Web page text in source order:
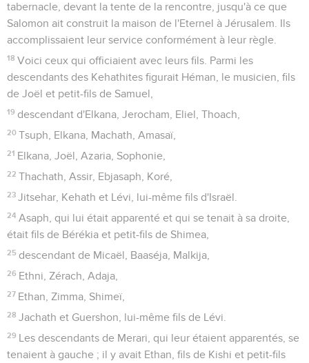
tabernacle, devant la tente de la rencontre, jusqu'à ce que
Salomon ait construit la maison de l'Eternel à Jérusalem. Ils
accomplissaient leur service conformément à leur règle.
18 Voici ceux qui officiaient avec leurs fils. Parmi les
descendants des Kehathites figurait Héman, le musicien, fils
de Joël et petit-fils de Samuel,
19 descendant d'Elkana, Jerocham, Eliel, Thoach,
20 Tsuph, Elkana, Machath, Amasaï,
21 Elkana, Joël, Azaria, Sophonie,
22 Thachath, Assir, Ebjasaph, Koré,
23 Jitsehar, Kehath et Lévi, lui-même fils d'Israël.
24 Asaph, qui lui était apparenté et qui se tenait à sa droite,
était fils de Bérékia et petit-fils de Shimea,
25 descendant de Micaël, Baaséja, Malkija,
26 Ethni, Zérach, Adaja,
27 Ethan, Zimma, Shimeï,
28 Jachath et Guershon, lui-même fils de Lévi.
29 Les descendants de Merari, qui leur étaient apparentés, se
tenaient à gauche ; il y avait Ethan, fils de Kishi et petit-fils